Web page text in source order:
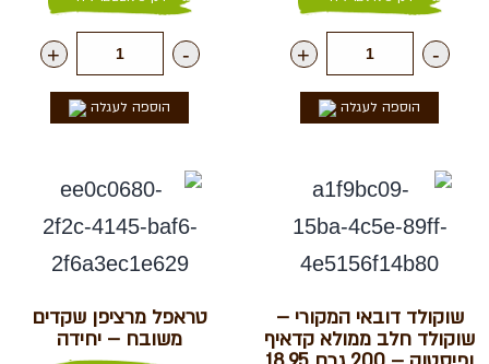
-
+
הוספה לעגלה
-
+
הוספה לעגלה
שוקולד דובאי המקורי –
שוקולד חלב ממולא קדאיף
טראפל מרציפן שקדים
משובח – יחידה